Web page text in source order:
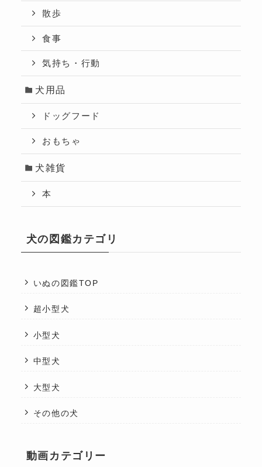
散歩
食事
気持ち・行動
犬用品
ドッグフード
おもちゃ
犬雑貨
本
犬の図鑑カテゴリ
いぬの図鑑TOP
超小型犬
小型犬
中型犬
大型犬
その他の犬
動画カテゴリー